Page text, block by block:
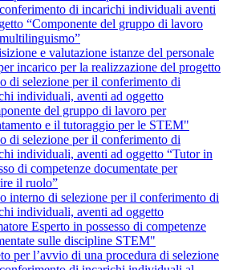
di incarichi individuali aventi
“Componente del gruppo di lavoro
e valutazione istanze del personale
incarico per la realizzazione del progetto
di selezione per il conferimento di
individuali, aventi ad oggetto
del gruppo di lavoro per
e il tutoraggio per le STEM"
di selezione per il conferimento di
individuali, aventi ad oggetto “Tutor in
di competenze documentate per
il ruolo”
interno di selezione per il conferimento di
individuali, aventi ad oggetto
Esperto in possesso di competenze
sulle discipline STEM"
per l’avvio di una procedura di selezione